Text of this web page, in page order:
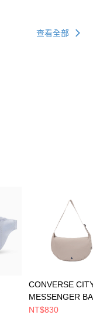
查看全部
CONVERSE
MESSENGER
VINTAGE
NT$830